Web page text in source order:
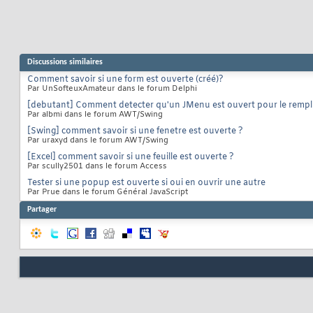
Discussions similaires
Comment savoir si une form est ouverte (créé)?
Par UnSofteuxAmateur dans le forum Delphi
[debutant] Comment detecter qu'un JMenu est ouvert pour le
Par albmi dans le forum AWT/Swing
[Swing] comment savoir si une fenetre est ouverte ?
Par uraxyd dans le forum AWT/Swing
[Excel] comment savoir si une feuille est ouverte ?
Par scully2501 dans le forum Access
Tester si une popup est ouverte si oui en ouvrir une autre
Par Prue dans le forum Général JavaScript
Partager